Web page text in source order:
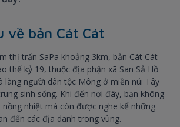
về bản Cát Cát
thị trấn SaPa khoảng 3km, bản Cát Cát
thế kỷ 19, thuộc địa phận xã San Sả Hồ
làng người dân tộc Mông ở miền núi Tây
sinh sống. Khi đến nơi đây, bạn không
nhiệt mà còn được nghe kể những
đến các địa danh trong vùng.